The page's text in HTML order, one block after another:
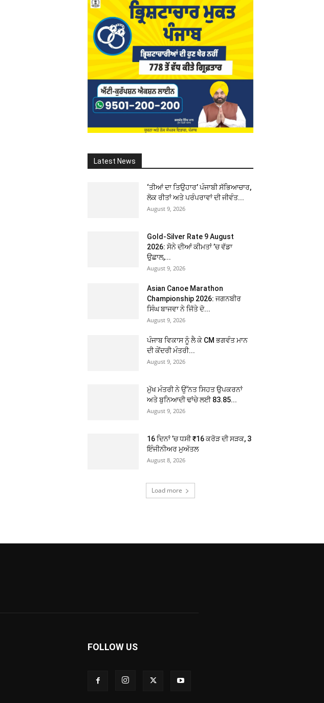
Latest News
‘ਤੀਆਂ ਦਾ ਤਿਉਹਾਰ’ ਪੰਜਾਬੀ ਸੱਭਿਆਚਾਰ,
ਲੋਕ ਰੀਤਾਂ ਅਤੇ ਪਰੰਪਰਾਵਾਂ ਦੀ ਜੀਵੰਤ...
August 9, 2026
Gold-Silver Rate 9 August
2026: ਸੋਨੇ ਦੀਆਂ ਕੀਮਤਾਂ ’ਚ ਵੱਡਾ
ਉਛਾਲ,...
August 9, 2026
Asian Canoe Marathon
Championship 2026: ਜਗਨਬੀਰ
ਸਿੰਘ ਬਾਜਵਾ ਨੇ ਜਿੱਤੇ ਦੋ...
August 9, 2026
ਪੰਜਾਬ ਵਿਕਾਸ ਨੂੰ ਲੈ ਕੇ CM ਭਗਵੰਤ ਮਾਨ
ਦੀ ਕੇਂਦਰੀ ਮੰਤਰੀ...
August 9, 2026
ਮੁੱਖ ਮੰਤਰੀ ਨੇ ਉੱਨਤ ਸਿਹਤ ਉਪਕਰਨਾਂ
ਅਤੇ ਬੁਨਿਆਦੀ ਢਾਂਚੇ ਲਈ 83.85...
August 9, 2026
16 ਦਿਨਾਂ ’ਚ ਧਸੀ ₹16 ਕਰੋੜ ਦੀ ਸੜਕ, 3
ਇੰਜੀਨੀਅਰ ਮੁਅੱਤਲ
August 8, 2026
Load more
FOLLOW US